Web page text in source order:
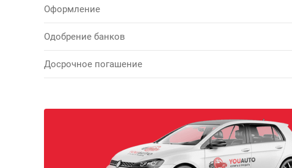
Оформление
Одобрение банков
Досрочное погашение